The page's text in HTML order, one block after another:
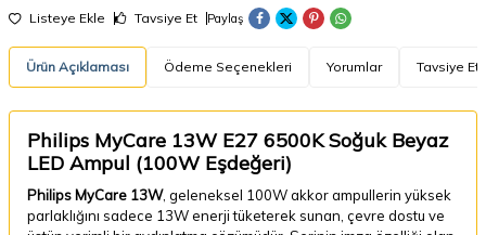
Listeye Ekle Tavsiye Et Paylaş
Ürün Açıklaması Ödeme Seçenekleri Yorumlar Tavsiye Et
Philips MyCare 13W E27 6500K Soğuk Beyaz
LED Ampul (100W Eşdeğeri)
Philips MyCare 13W, geleneksel 100W akkor ampullerin yüksek
parlaklığını sadece 13W enerji tüketerek sunan, çevre dostu ve